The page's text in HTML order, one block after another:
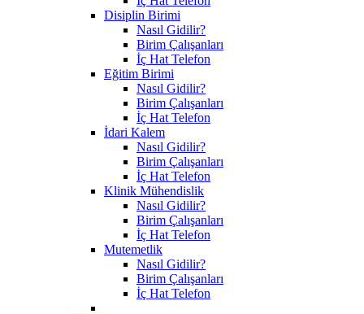
Disiplin Birimi
Nasıl Gidilir?
Birim Çalışanları
İç Hat Telefon
Eğitim Birimi
Nasıl Gidilir?
Birim Çalışanları
İç Hat Telefon
İdari Kalem
Nasıl Gidilir?
Birim Çalışanları
İç Hat Telefon
Klinik Mühendislik
Nasıl Gidilir?
Birim Çalışanları
İç Hat Telefon
Mutemetlik
Nasıl Gidilir?
Birim Çalışanları
İç Hat Telefon